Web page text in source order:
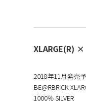
XLARGE(R)
2018年11月発売
BE@RBRICK
1000％ SILVER